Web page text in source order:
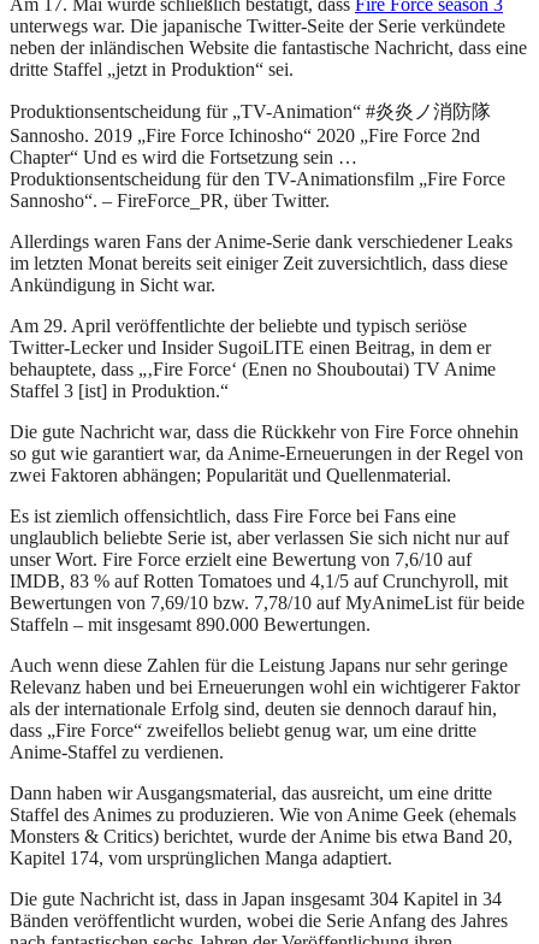
Am 17. Mai wurde schließlich bestätigt, dass Fire Force season 3
unterwegs war. Die japanische Twitter-Seite der Serie verkündete
neben der inländischen Website die fantastische Nachricht, dass eine
dritte Staffel „jetzt in Produktion“ sei.
Produktionsentscheidung für „TV-Animation“ #炎炎ノ消防隊
Sannosho. 2019 „Fire Force Ichinosho“ 2020 „Fire Force 2nd
Chapter“ Und es wird die Fortsetzung sein …
Produktionsentscheidung für den TV-Animationsfilm „Fire Force
Sannosho“. – FireForce_PR, über Twitter.
Allerdings waren Fans der Anime-Serie dank verschiedener Leaks
im letzten Monat bereits seit einiger Zeit zuversichtlich, dass diese
Ankündigung in Sicht war.
Am 29. April veröffentlichte der beliebte und typisch seriöse
Twitter-Lecker und Insider SugoiLITE einen Beitrag, in dem er
behauptete, dass „‚Fire Force‘ (Enen no Shouboutai) TV Anime
Staffel 3 [ist] in Produktion.“
Die gute Nachricht war, dass die Rückkehr von Fire Force ohnehin
so gut wie garantiert war, da Anime-Erneuerungen in der Regel von
zwei Faktoren abhängen; Popularität und Quellenmaterial.
Es ist ziemlich offensichtlich, dass Fire Force bei Fans eine
unglaublich beliebte Serie ist, aber verlassen Sie sich nicht nur auf
unser Wort. Fire Force erzielt eine Bewertung von 7,6/10 auf
IMDB, 83 % auf Rotten Tomatoes und 4,1/5 auf Crunchyroll, mit
Bewertungen von 7,69/10 bzw. 7,78/10 auf MyAnimeList für beide
Staffeln – mit insgesamt 890.000 Bewertungen.
Auch wenn diese Zahlen für die Leistung Japans nur sehr geringe
Relevanz haben und bei Erneuerungen wohl ein wichtigerer Faktor
als der internationale Erfolg sind, deuten sie dennoch darauf hin,
dass „Fire Force“ zweifellos beliebt genug war, um eine dritte
Anime-Staffel zu verdienen.
Dann haben wir Ausgangsmaterial, das ausreicht, um eine dritte
Staffel des Animes zu produzieren. Wie von Anime Geek (ehemals
Monsters & Critics) berichtet, wurde der Anime bis etwa Band 20,
Kapitel 174, vom ursprünglichen Manga adaptiert.
Die gute Nachricht ist, dass in Japan insgesamt 304 Kapitel in 34
Bänden veröffentlicht wurden, wobei die Serie Anfang des Jahres